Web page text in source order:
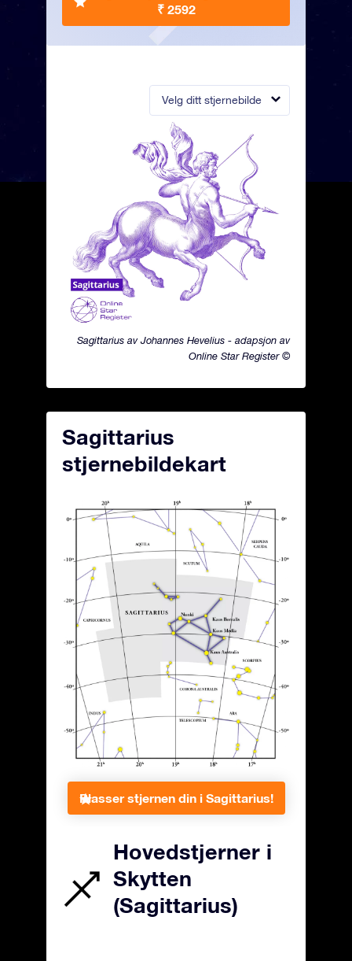
Velg ditt stjernebilde
Sagittarius av Johannes Hevelius - adapsjon av
Online Star Register ©
₹ 2592
Sagittarius
stjernebildekart
Plasser stjernen din i Sagittarius!
Hovedstjerner i
Skytten
(Sagittarius)